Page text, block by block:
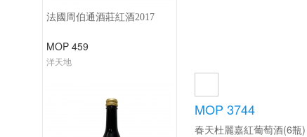
法國周伯通酒莊紅酒2017
MOP 459
洋天地
MOP 3744